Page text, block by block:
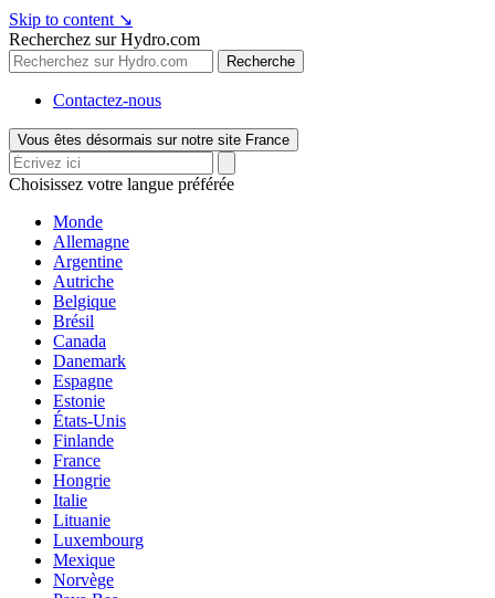
Skip to content ↘
Recherchez sur Hydro.com
Recherche
Contactez-nous
Vous êtes désormais sur notre site France
Choisissez votre langue préférée
Monde
Allemagne
Argentine
Autriche
Belgique
Brésil
Canada
Danemark
Espagne
Estonie
États-Unis
Finlande
France
Hongrie
Italie
Lituanie
Luxembourg
Mexique
Norvège